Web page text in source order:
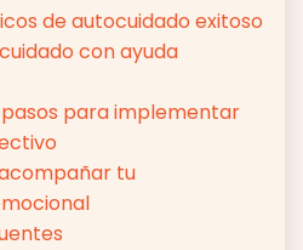
de autocuidado exitoso
con ayuda
para implementar
tu